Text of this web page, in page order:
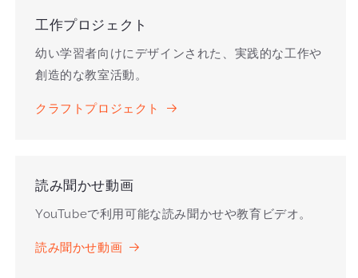
工作プロジェクト
幼い学習者向けにデザインされた、実践的な工作や
創造的な教室活動。
クラフトプロジェクト
読み聞かせ動画
YouTubeで利用可能な読み聞かせや教育ビデオ。
読み聞かせ動画